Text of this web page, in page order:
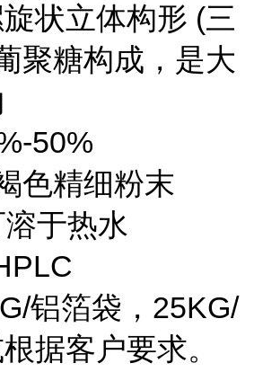
状立体构形 (三
聚糖构成，是大
50%
精细粉末
于热水
铝箔袋，25KG/
据客户要求。